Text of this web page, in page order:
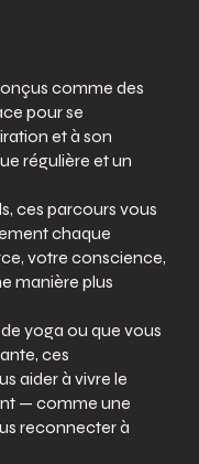
comme des
pour se
et à son
régulière et un
ces parcours vous
chaque
votre conscience,
manière plus
yoga ou que vous
ces
aider à vivre le
— comme une
reconnecter à